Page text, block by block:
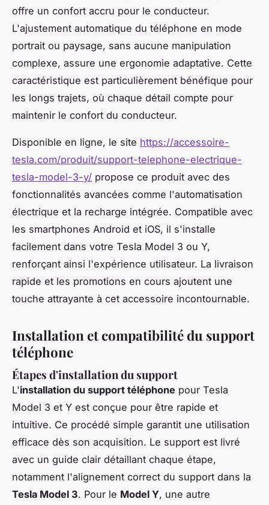
offre un confort accru pour le conducteur.
L'ajustement automatique du téléphone en mode
portrait ou paysage, sans aucune manipulation
complexe, assure une ergonomie adaptative. Cette
caractéristique est particulièrement bénéfique pour
les longs trajets, où chaque détail compte pour
maintenir le confort du conducteur.
Disponible en ligne, le site https://accessoire-
tesla.com/produit/support-telephone-electrique-
tesla-model-3-y/ propose ce produit avec des
fonctionnalités avancées comme l'automatisation
électrique et la recharge intégrée. Compatible avec
les smartphones Android et iOS, il s'installe
facilement dans votre Tesla Model 3 ou Y,
renforçant ainsi l'expérience utilisateur. La livraison
rapide et les promotions en cours ajoutent une
touche attrayante à cet accessoire incontournable.
Installation et compatibilité du support
téléphone
Étapes d'installation du support
L'installation du support téléphone pour Tesla
Model 3 et Y est conçue pour être rapide et
intuitive. Ce procédé simple garantit une utilisation
efficace dès son acquisition. Le support est livré
avec un guide clair détaillant chaque étape,
notamment l'alignement correct du support dans la
Tesla Model 3. Pour le Model Y, une autre